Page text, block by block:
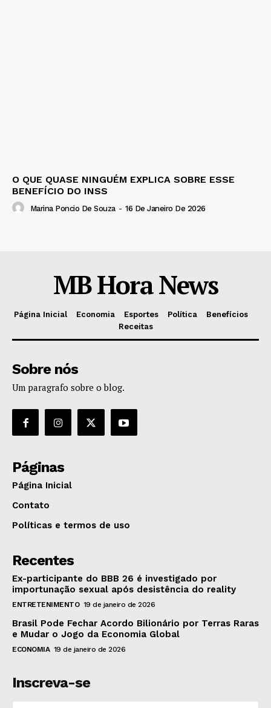
O QUE QUASE NINGUÉM EXPLICA SOBRE ESSE
BENEFÍCIO DO INSS
Marina Poncio De Souza - 16 De Janeiro De 2026
MB Hora News
Página Inicial Economia Esportes Política
Benefícios
Receitas
Sobre nós
Um paragrafo sobre o blog.
Páginas
Página Inicial
Contato
Políticas e termos de uso
Recentes
Ex-participante do BBB 26 é investigado por
importunação sexual após desistência do reality
ENTRETENIMENTO 19 de janeiro de 2026
Brasil Pode Fechar Acordo Bilionário por Terras Raras
e Mudar o Jogo da Economia Global
ECONOMIA 19 de janeiro de 2026
Inscreva-se